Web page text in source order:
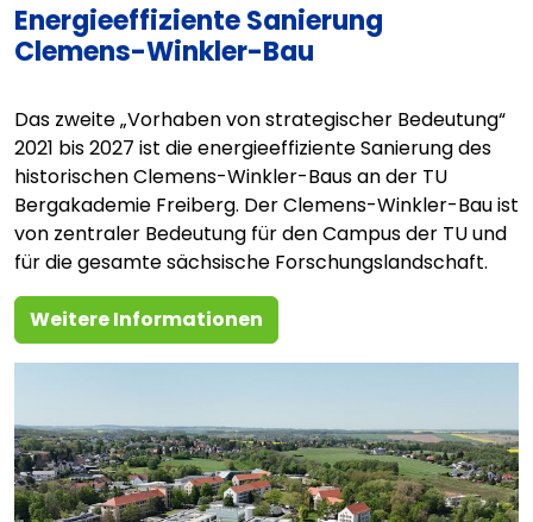
Energieeffiziente Sanierung
Clemens-Winkler-Bau
Das zweite „Vorhaben von strategischer Bedeutung“
2021 bis 2027 ist die energieeffiziente Sanierung des
historischen Clemens-Winkler-Baus an der TU
Bergakademie Freiberg. Der Clemens-Winkler-Bau ist
von zentraler Bedeutung für den Campus der TU und
für die gesamte sächsische Forschungslandschaft.
Weitere Informationen